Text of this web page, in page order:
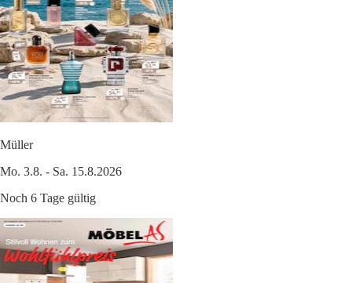
Müller
Mo. 3.8. - Sa. 15.8.2026
Noch 6 Tage gültig